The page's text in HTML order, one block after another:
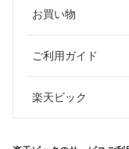
お買い物
ご利用ガイド
楽天ビック